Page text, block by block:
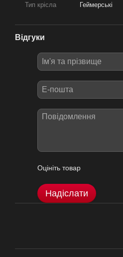
Тип крісла Геймерські
Відгуки
Оцініть товар
Надіслати